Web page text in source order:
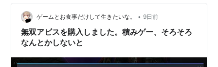
ゲームとお食事だけして生きたいな。 • 9日前
無双アビスを購入しました。積みゲー、そろそろ
なんとかしないと